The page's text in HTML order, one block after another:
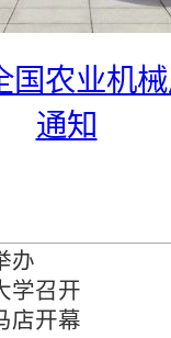
国农业机
通知
办
学召开
店开幕